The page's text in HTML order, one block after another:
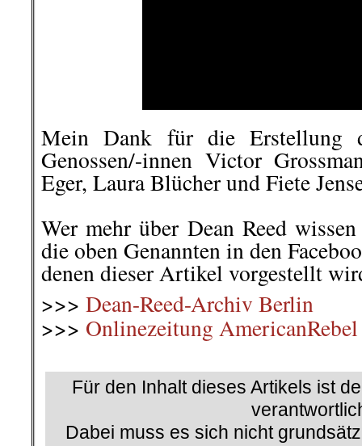
Mein Dank für die Erstellung
Genossen/-innen Victor
Eger, Laura Blücher und Fiete
Wer mehr über Dean Reed
die oben Genannten in den
denen dieser Artikel vorgestellt
>>> Dean-Reed-Archiv Berlin
>>> Onlinezeitung AmericanRebel
Für den Inhalt dieses Artikels ist
Dabei muss es sich nicht